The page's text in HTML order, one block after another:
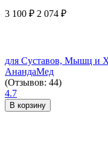
3 100 ₽ 2 074 ₽
для Суставов, Мышц и
АнандаМед
(Отзывов: 44)
4.7
В корзину